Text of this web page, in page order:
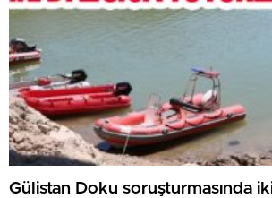
Gülistan Doku soruşturmasında